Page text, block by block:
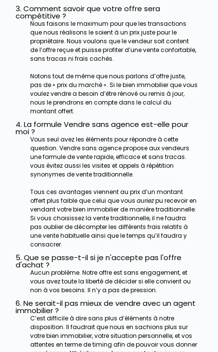
3. Comment savoir que votre offre sera
compétitive ?
Nous faisons le maximum pour que les transactions
que nous réalisons le soient à un prix juste pour le
propriétaire. Nous voulons que le vendeur soit content
de l’offre reçue et puisse profiter d’une vente confortable,
sans tracas ni frais cachés.
Notons tout de même que nous parlons d’offre juste,
pas de « prix du marché ». Si le bien immobilier que vous
voulez vendre a besoin d’être rénové ou remis à jour,
nous le prendrons en compte dans le calcul du
montant offert.
4. La formule Vendre sans agence est-elle pour
moi ?
Vous seul avez les éléments pour répondre à cette
question. Vendre sans agence propose aux vendeurs
une formule de vente rapide, efficace et sans tracas.
vous évitez aussi les visites et appels à répétition
synonymes de vente traditionnelle.
Tous ces avantages viennent au prix d’un montant
offert plus faible que celui que vous auriezpu recevoir en
vendant votre bien immobilier de manière traditionnelle.
Si vous choisissez la vente traditionnelle, il ne faudra
pas oublier de décompter les différents frais relatifs à
une vente habituelle ainsi que le temps qu’il faudra y
consacrer.
5. Que se passe-t-il si je n'accepte pas l'offre
d'achat ?
Aucun problème. Notre offre est sans engagement, et
vous avez toute la liberté de décider si elle convient ou
non à vos besoins. Il n’y a pas de pression.
6. Ne serait-il pas mieux de vendre avec un agent
immobilier ?
C’est difficile à dire sans plus d’éléments à notre
disposition. Il faudrait que nous en sachions plus sur
votre bien immobilier, votre situation personnelle, et vos
attentes en terme de timing afin de pouvoir vous donner